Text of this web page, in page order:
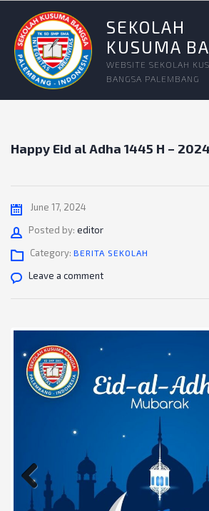
SEKOLAH
KUSUMA
WEBSITE SEKOLAH
BANGSA PALEMBANG
Happy Eid al Adha 1445 H –
June 17, 2024
Posted by: Author
editor
Category: BERITA SEKOLAH
Leave a comment
Previous